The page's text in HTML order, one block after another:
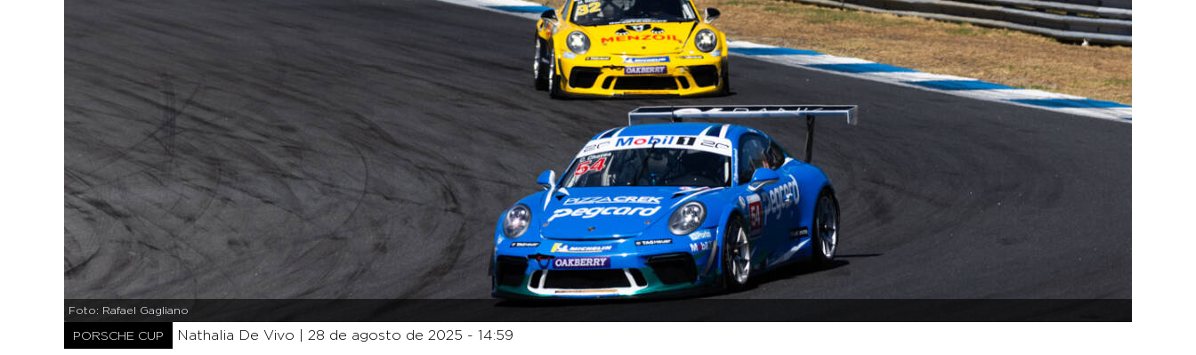
Foto: Rafael Gagliano
PORSCHE CUP Nathalia De Vivo | 28 de agosto de 2025 - 14:59